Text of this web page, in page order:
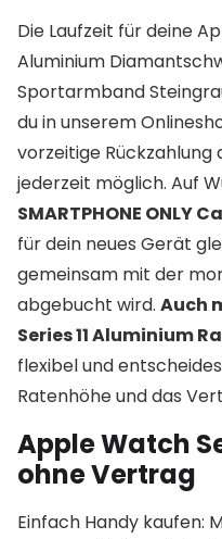
Die Laufzeit für deine
Aluminium
Sportarmband
du in unserem
vorzeitige
jederzeit möglich. Auf
SMARTPHONE ONLY
für dein neues Gerät
gemeinsam mit der
abgebucht wird. Auch
Series 11 Aluminium
flexibel und
Ratenhöhe und das
Apple Watch
ohne Vertrag
Einfach Handy kaufen: